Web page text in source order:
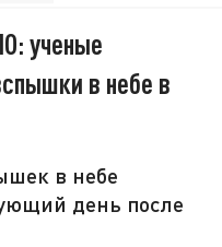
ученые
в небе в
в небе
день после